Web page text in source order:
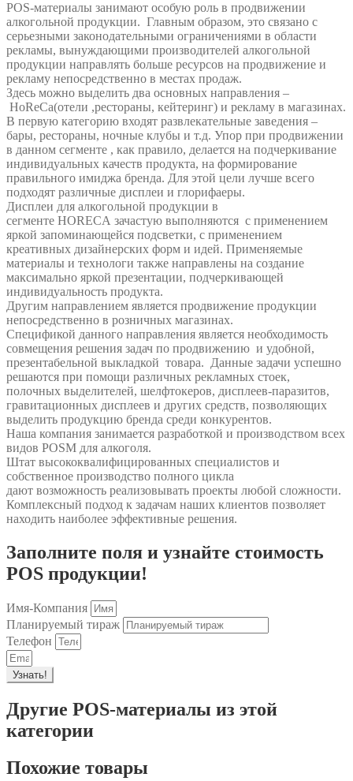
POS-материалы занимают особую роль в продвижении
алкогольной продукции. Главным образом, это связано с
серьезными законодательными ограничениями в области
рекламы, вынуждающими производителей алкогольной
продукции направлять больше ресурсов на продвижение и
рекламу непосредственно в местах продаж.
Здесь можно выделить два основных направления –
HoReCa(отели ,рестораны, кейтеринг) и рекламу в магазинах.
В первую категорию входят развлекательные заведения –
бары, рестораны, ночные клубы и т.д. Упор при продвижении
в данном сегменте , как правило, делается на подчеркивание
индивидуальных качеств продукта, на формирование
правильного имиджа бренда. Для этой цели лучше всего
подходят различные дисплеи и глорифаеры.
Дисплеи для алкогольной продукции в
сегменте HORECA зачастую выполняются с применением
яркой запоминающейся подсветки, с применением
креативных дизайнерских форм и идей. Применяемые
материалы и технологи также направлены на создание
максимально яркой презентации, подчеркивающей
индивидуальность продукта.
Другим направлением является продвижение продукции
непосредственно в розничных магазинах.
Спецификой данного направления является необходимость
совмещения решения задач по продвижению и удобной,
презентабельной выкладкой товара. Данные задачи успешно
решаются при помощи различных рекламных стоек,
полочных выделителей, шелфтокеров, дисплеев-паразитов,
гравитационных дисплеев и других средств, позволяющих
выделить продукцию бренда среди конкурентов.
Наша компания занимается разработкой и производством всех
видов POSM для алкоголя.
Штат высококвалифицированных специалистов и
собственное производство полного цикла
дают возможность реализовывать проекты любой сложности.
Комплексный подход к задачам наших клиентов позволяет
находить наиболее эффективные решения.
Заполните поля и узнайте стоимость
POS продукции!
Имя-Компания
Планируемый тираж
Телефон
Узнать!
Другие POS-материалы из этой
категории
Похожие товары